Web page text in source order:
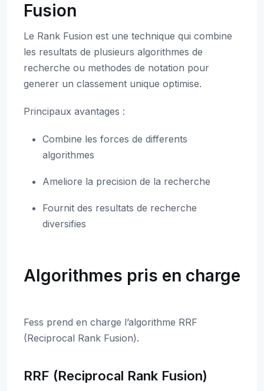
Fusion
Le Rank Fusion est une technique qui combine
les resultats de plusieurs algorithmes de
recherche ou methodes de notation pour
generer un classement unique optimise.
Principaux avantages :
Combine les forces de differents
algorithmes
Ameliore la precision de la recherche
Fournit des resultats de recherche
diversifies
Algorithmes pris en charge
Fess prend en charge l’algorithme RRF
(Reciprocal Rank Fusion).
RRF (Reciprocal Rank Fusion)